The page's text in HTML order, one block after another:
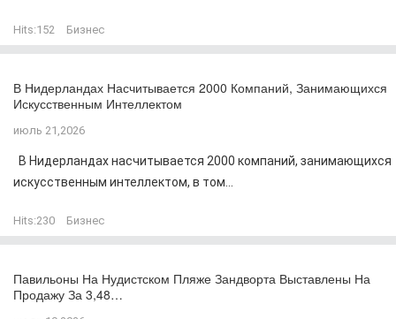
Hits:152 Бизнес
В Нидерландах Насчитывается 2000 Компаний, Занимающихся
Искусственным Интеллектом
июль 21,2026
В Нидерландах насчитывается 2000 компаний, занимающихся
искусственным интеллектом, в том...
Hits:230 Бизнес
Павильоны На Нудистском Пляже Зандворта Выставлены На
Продажу За 3,48…